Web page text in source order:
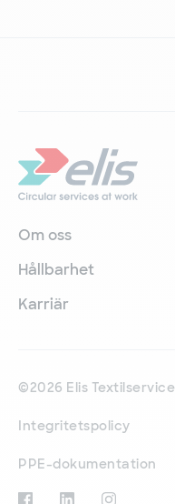
Om oss
Hållbarhet
Karriär
©2026 Elis Textilservice
Integritetspolicy
PPE-dokumentation